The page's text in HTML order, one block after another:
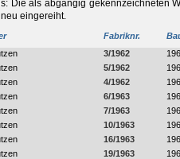
Die als abgängig gekennzeichneten
eingereiht.
Fabriknr.
3/1962
5/1962
4/1962
6/1963
7/1963
10/1963
16/1963
19/1963